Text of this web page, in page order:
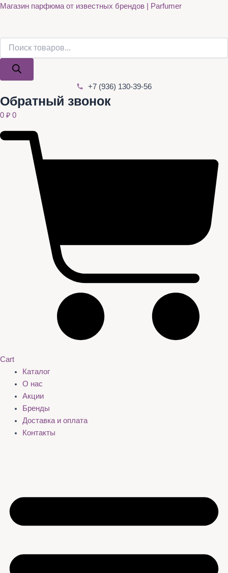
Перейти
Магазин парфюма от известных брендов | Parfumer
Поиск
+7 (936) 130-39-56
Обратный звонок
0 ₽ 0
Cart
Каталог
О нас
Акции
Бренды
Доставка и оплата
Контакты
Поиск
Quantity